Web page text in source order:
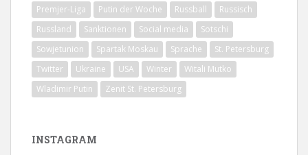
Premjer-Liga
Putin der Woche Russball
Russisch
Russland
Sanktionen Social media
Sotschi
Sowjetunion
Spartak Moskau Sprache
St. Petersburg
Twitter
Ukraine USA Winter
Witali Mutko
Wladimir Putin
Zenit St. Petersburg
INSTAGRAM